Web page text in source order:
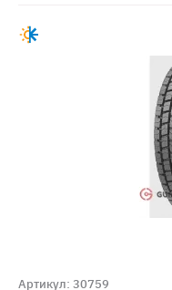
Артикул: 30759